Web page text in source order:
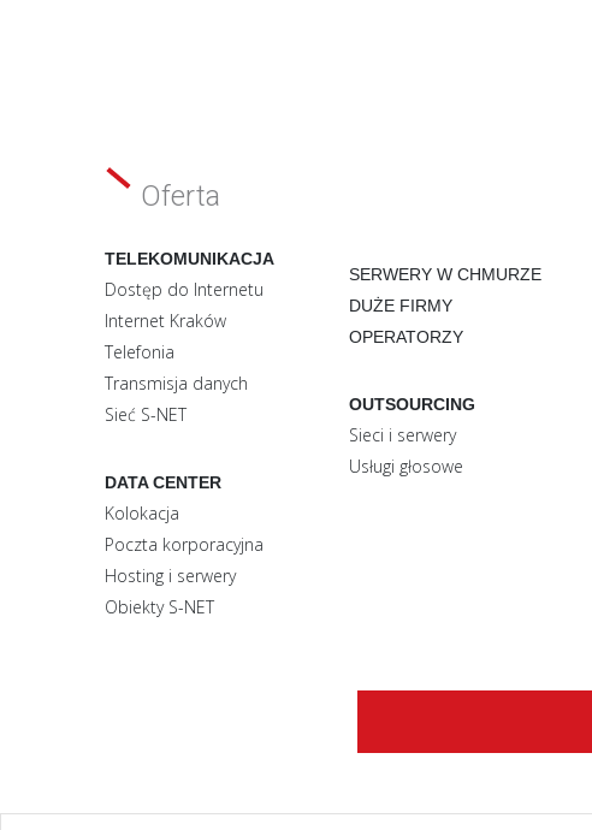
Oferta
TELEKOMUNIKACJA
Dostęp do Internetu
Internet Kraków
Telefonia
Transmisja danych
Sieć S-NET
DATA CENTER
Kolokacja
Poczta korporacyjna
Hosting i serwery
Obiekty S-NET
SERWERY W CHMURZE
DUŻE FIRMY
OPERATORZY
OUTSOURCING
Sieci i serwery
Usługi głosowe